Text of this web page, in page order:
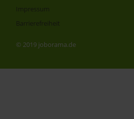
Impressum
Barrierefreiheit
© 2019 joborama.de